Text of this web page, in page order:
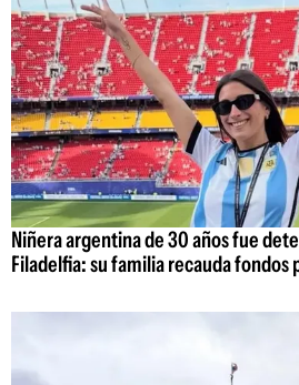
Niñera argentina de 30 años fue
Filadelfia: su familia recauda fondos